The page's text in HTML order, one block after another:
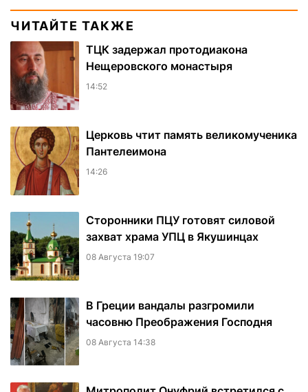
ЧИТАЙТЕ ТАКЖЕ
ТЦК задержал протодиакона
Нещеровского монастыря
14:52
Церковь чтит память великомученика
Пантелеимона
14:26
Сторонники ПЦУ готовят силовой
захват храма УПЦ в Якушинцах
08 Августа 19:07
В Греции вандалы разгромили
часовню Преображения Господня
08 Августа 14:38